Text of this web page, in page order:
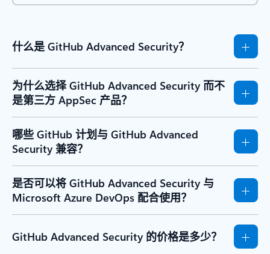
什么是 GitHub Advanced Security？
为什么选择 GitHub Advanced Security 而不
是第三方 AppSec 产品？
哪些 GitHub 计划与 GitHub Advanced
Security 兼容？
是否可以将 GitHub Advanced Security 与
Microsoft Azure DevOps 配合使用？
GitHub Advanced Security 的价格是多少？